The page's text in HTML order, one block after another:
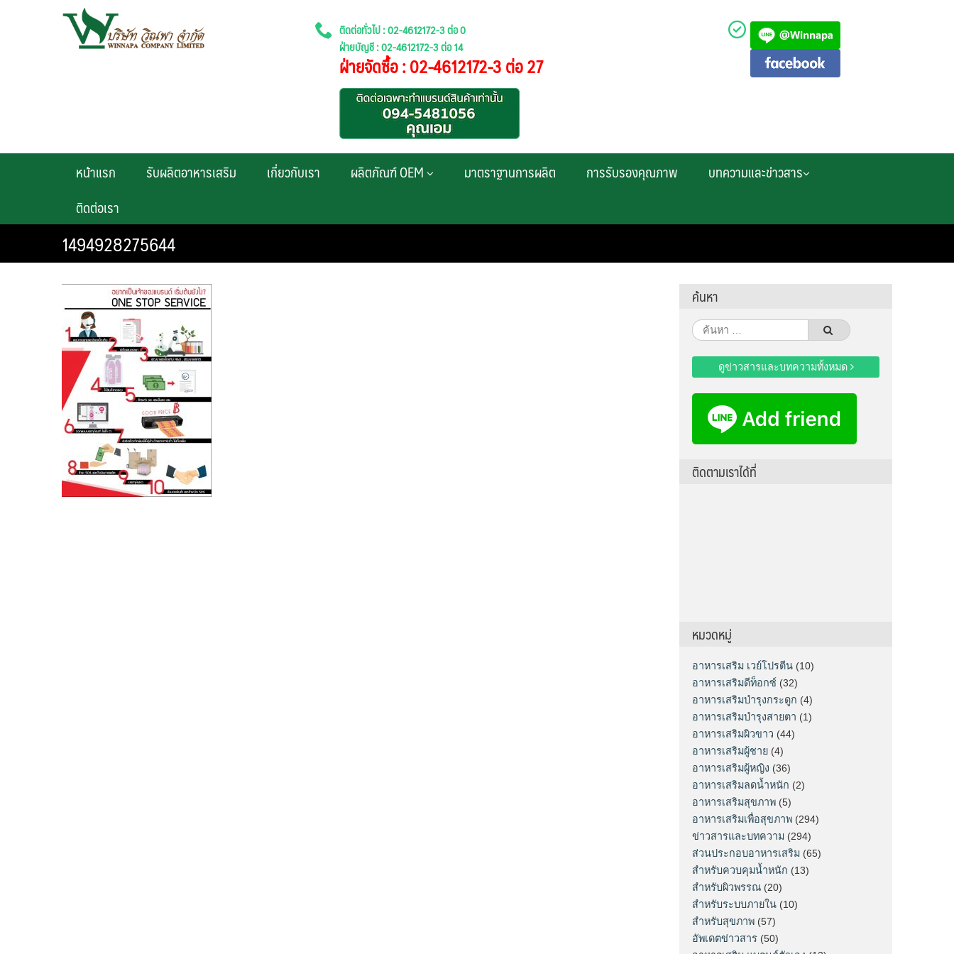
ติดต่อทั่วไป : 02-4612172-3 ต่อ 0
ฝ่ายบัญชี : 02-4612172-3 ต่อ 14
ฝ่ายจัดซื้อ : 02-4612172-3 ต่อ 27
หน้าแรก รับผลิตอาหารเสริม เกี่ยวกับเรา ผลิตภัณฑ์ OEM มาตราฐานการผลิต การรับรองคุณภาพ
บทความและข่าวสาร
ติดต่อเรา
1494928275644
ค้นหา
ค้นหา
สำหรับ:
ดูข่าวสารและบทความทั้งหมด
ติดตามเราได้ที่
หมวดหมู่
อาหารเสริม เวย์โปรตีน (10)
อาหารเสริมดีท็อกซ์ (32)
อาหารเสริมบำรุงกระดูก (4)
อาหารเสริมบำรุงสายตา (1)
อาหารเสริมผิวขาว (44)
อาหารเสริมผู้ชาย (4)
อาหารเสริมผู้หญิง (36)
อาหารเสริมลดน้ำหนัก (2)
อาหารเสริมสุขภาพ (5)
อาหารเสริมเพื่อสุขภาพ (294)
ข่าวสารและบทความ (294)
ส่วนประกอบอาหารเสริม (65)
สำหรับควบคุมน้ำหนัก (13)
สำหรับผิวพรรณ (20)
สำหรับระบบภายใน (10)
สำหรับสุขภาพ (57)
อัพเดตข่าวสาร (50)